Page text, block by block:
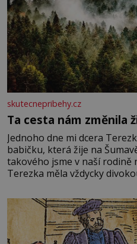
skutecnepribehy.cz
Ta cesta nám změnila
Jednoho dne mi dcera
babičku, která žije na
takového jsme v naší rodině
Terezka měla vždycky
zdálo o jednorožcích,
rytířích a létajících dracích.